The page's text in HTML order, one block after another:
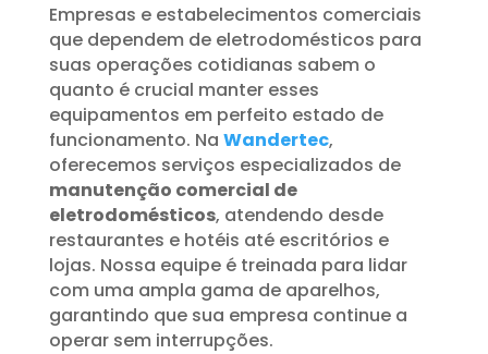
Empresas e estabelecimentos comerciais
que dependem de eletrodomésticos para
suas operações cotidianas sabem o
quanto é crucial manter esses
equipamentos em perfeito estado de
funcionamento. Na Wandertec,
oferecemos serviços especializados de
manutenção comercial de
eletrodomésticos, atendendo desde
restaurantes e hotéis até escritórios e
lojas. Nossa equipe é treinada para lidar
com uma ampla gama de aparelhos,
garantindo que sua empresa continue a
operar sem interrupções.